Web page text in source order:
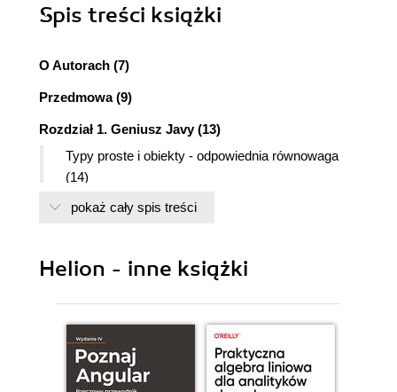
Spis treści książki
O Autorach (7)
Przedmowa (9)
Rozdział 1. Geniusz Javy (13)
Typy proste i obiekty - odpowiednia równowaga
(14)
Zarządzanie pamięcią przez usuwanie
niepotrzebnych obiektów (15)
W pełni zintegrowane wyjątki (16)
Zaakcentowanie znaczenia polimorfizmu (17)
Przenośność i bezpieczeństwo dzięki kodowi
bajtowemu (18)
Bogactwo interfejsów programistycznych Javy
(18)
pokaż cały spis treści
Helion - inne książki